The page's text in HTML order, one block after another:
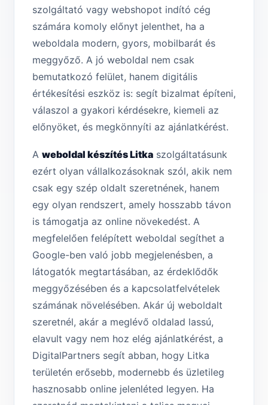
szolgáltató vagy webshopot indító cég
számára komoly előnyt jelenthet, ha a
weboldala modern, gyors, mobilbarát és
meggyőző. A jó weboldal nem csak
bemutatkozó felület, hanem digitális
értékesítési eszköz is: segít bizalmat építeni,
válaszol a gyakori kérdésekre, kiemeli az
előnyöket, és megkönnyíti az ajánlatkérést.
A weboldal készítés Litka szolgáltatásunk
ezért olyan vállalkozásoknak szól, akik nem
csak egy szép oldalt szeretnének, hanem
egy olyan rendszert, amely hosszabb távon
is támogatja az online növekedést. A
megfelelően felépített weboldal segíthet a
Google-ben való jobb megjelenésben, a
látogatók megtartásában, az érdeklődők
meggyőzésében és a kapcsolatfelvételek
számának növelésében. Akár új weboldalt
szeretnél, akár a meglévő oldalad lassú,
elavult vagy nem hoz elég ajánlatkérést, a
DigitalPartners segít abban, hogy Litka
területén erősebb, modernebb és üzletileg
hasznosabb online jelenléted legyen. Ha